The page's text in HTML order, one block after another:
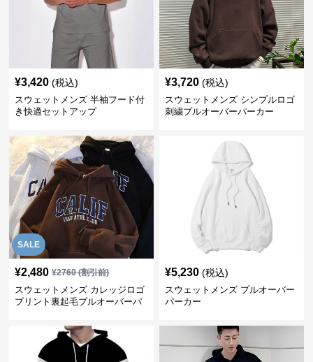
¥3,420 (税込)
スウェットメンズ 半袖フード付
き快適セットアップ
¥3,720 (税込)
スウェットメンズ シンプルロゴ
刺繍プルオーバーパーカー
SALE
¥2,480 ¥2760(割引前)
スウェットメンズ カレッジロゴ
プリント裏起毛プルオーバーパ
¥5,230 (税込)
スウェットメンズ プルオーバー
パーカー